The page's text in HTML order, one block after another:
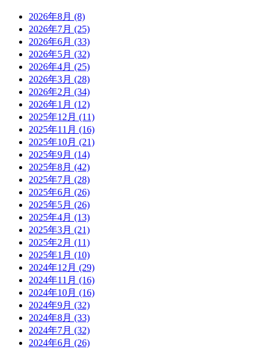
2026年8月 (8)
2026年7月 (25)
2026年6月 (33)
2026年5月 (32)
2026年4月 (25)
2026年3月 (28)
2026年2月 (34)
2026年1月 (12)
2025年12月 (11)
2025年11月 (16)
2025年10月 (21)
2025年9月 (14)
2025年8月 (42)
2025年7月 (28)
2025年6月 (26)
2025年5月 (26)
2025年4月 (13)
2025年3月 (21)
2025年2月 (11)
2025年1月 (10)
2024年12月 (29)
2024年11月 (16)
2024年10月 (16)
2024年9月 (32)
2024年8月 (33)
2024年7月 (32)
2024年6月 (26)